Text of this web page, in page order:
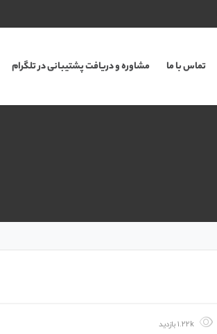
تماس با ما مشاوره و دریافت پشتیبانی در تلگرام